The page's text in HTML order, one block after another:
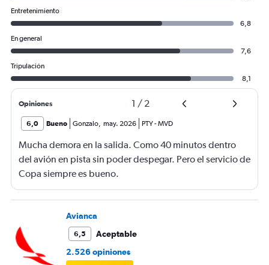
Entretenimiento
6,8
En general
7,6
Tripulación
8,1
Opiniones 1 / 2
6,0 Bueno Gonzalo may. 2026 PTY-MVD
Mucha demora en la salida. Como 40 minutos dentro
del avión en pista sin poder despegar. Pero el servicio de
Copa siempre es bueno.
Avianca
6,5
Aceptable
2.526 opiniones